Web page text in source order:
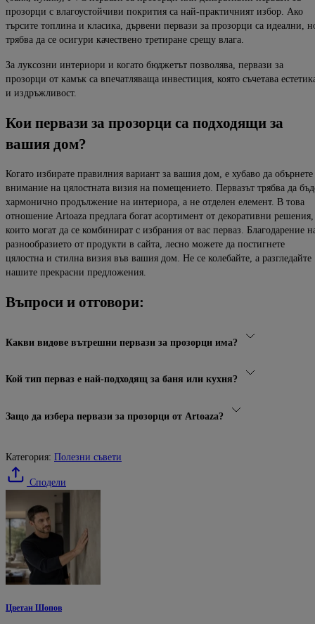
прозорци с влагоустойчиви покрития са най-практичният избор. Ако
търсите топлина и класика, дървени первази за прозорци са идеални,
трябва да се осигури качествено третиране срещу влага.
За луксозни интериори и когато бюджетът позволява, первази за
прозорци от камък са впечатляваща инвестиция, която съчетава
и издръжливост.
Кои первази за прозорци са подходящи за
вашия дом?
Когато избирате правилния вариант за вашия дом, е хубаво да обърнете
внимание на цялостната визия на помещението. Первазът трябва да
хармонично продължение на интериора, а не отделен елемент. В това
отношение Artoaza предлага богат асортимент от декоративни решения,
които могат да се комбинират с избрания от вас перваз. Благодарение
разнообразието от продукти в сайта, лесно можете да постигнете
цялостна и стилна визия във вашия дом. Не се колебайте, а разгледайте
нашите прекрасни предложения.
Въпроси и отговори:
Какви видове вътрешни первази за прозорци има?
Кой тип перваз е най-подходящ за баня или кухня?
Защо да избера первази за прозорци от Artoaza?
Категория: Полезни съвети
Сподели
Цветан Шопов